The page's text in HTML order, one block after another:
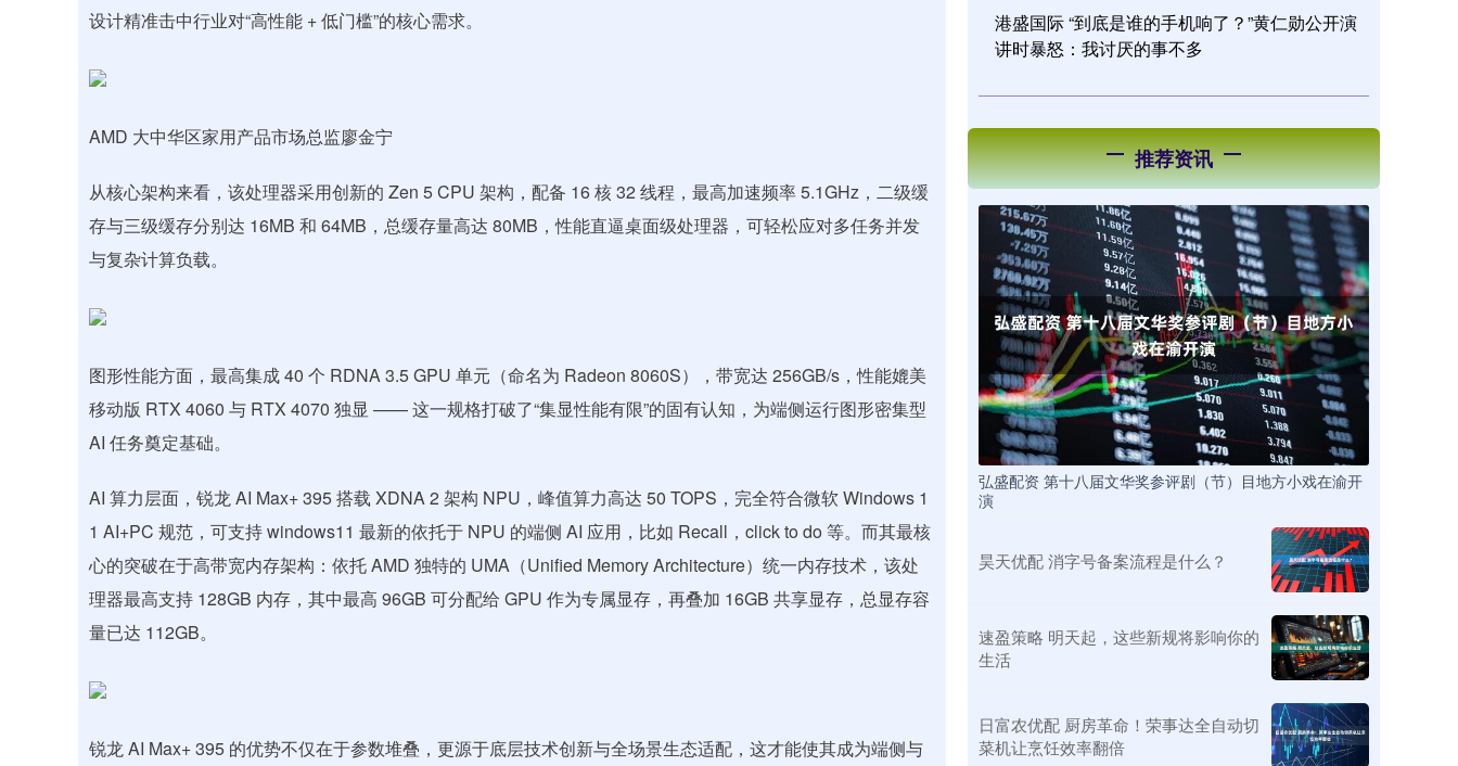
设计精准击中行业对“高性能 + 低门槛”的核心需求。
AMD 大中华区家用产品市场总监廖金宁
从核心架构来看，该处理器采用创新的 Zen 5 CPU 架构，配备 16 核 32 线程，最高加速频率 5.1GHz，二级缓
存与三级缓存分别达 16MB 和 64MB，总缓存量高达 80MB，性能直逼桌面级处理器，可轻松应对多任务并发
与复杂计算负载。
图形性能方面，最高集成 40 个 RDNA 3.5 GPU 单元（命名为 Radeon 8060S），带宽达 256GB/s，性能媲美
移动版 RTX 4060 与 RTX 4070 独显 —— 这一规格打破了“集显性能有限”的固有认知，为端侧运行图形密集型
AI 任务奠定基础。
AI 算力层面，锐龙 AI Max+ 395 搭载 XDNA 2 架构 NPU，峰值算力高达 50 TOPS，完全符合微软 Windows 1
1 AI+PC 规范，可支持 windows11 最新的依托于 NPU 的端侧 AI 应用，比如 Recall，click to do 等。而其最核
心的突破在于高带宽内存架构：依托 AMD 独特的 UMA（Unified Memory Architecture）统一内存技术，该处
理器最高支持 128GB 内存，其中最高 96GB 可分配给 GPU 作为专属显存，再叠加 16GB 共享显存，总显存容
量已达 112GB。
锐龙 AI Max+ 395 的优势不仅在于参数堆叠，更源于底层技术创新与全场景生态适配，这才能使其成为端侧与
港盛国际 “到底是谁的手机响了？”黄仁勋公开演
讲时暴怒：我讨厌的事不多
推荐资讯
弘盛配资 第十八届文华奖参评剧（节）目地方小戏在渝开
演
昊天优配 消字号备案流程是什么？
速盈策略 明天起，这些新规将影响你的
生活
日富农优配 厨房革命！荣事达全自动切
菜机让烹饪效率翻倍